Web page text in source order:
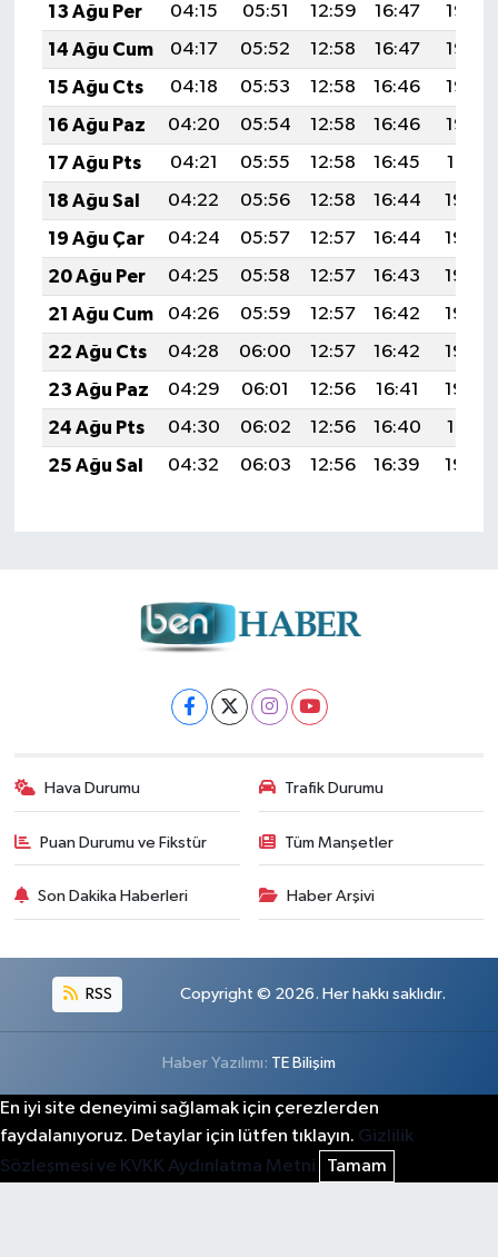
13 Ağu Per
04:15 05:51 12:59 16:47
19:56
14 Ağu Cum
04:17 05:52 12:58 16:47
19:55
15 Ağu Cts
04:18 05:53 12:58 16:46
19:53
16 Ağu Paz
04:20 05:54 12:58 16:46
19:52
17 Ağu Pts
04:21 05:55 12:58 16:45
19:51
18 Ağu Sal
04:22 05:56 12:58 16:44
19:49
19 Ağu Çar
04:24 05:57 12:57 16:44
19:48
20 Ağu Per
04:25 05:58 12:57 16:43
19:46
21 Ağu Cum
04:26 05:59 12:57 16:42
19:45
22 Ağu Cts
04:28 06:00 12:57 16:42
19:44
23 Ağu Paz
04:29 06:01 12:56 16:41
19:42
24 Ağu Pts
04:30 06:02 12:56 16:40
19:41
25 Ağu Sal
04:32 06:03 12:56 16:39 19:39
Hava Durumu Trafik Durumu
Puan Durumu ve Fikstür Tüm Manşetler
Son Dakika Haberleri Haber Arşivi
RSS Copyright © 2026. Her hakkı saklıdır.
Haber Yazılımı: TE Bilişim
En iyi site deneyimi sağlamak için çerezlerden
faydalanıyoruz. Detaylar için lütfen tıklayın. Gizlilik
Sözleşmesi ve KVKK Aydınlatma Metni
Tamam